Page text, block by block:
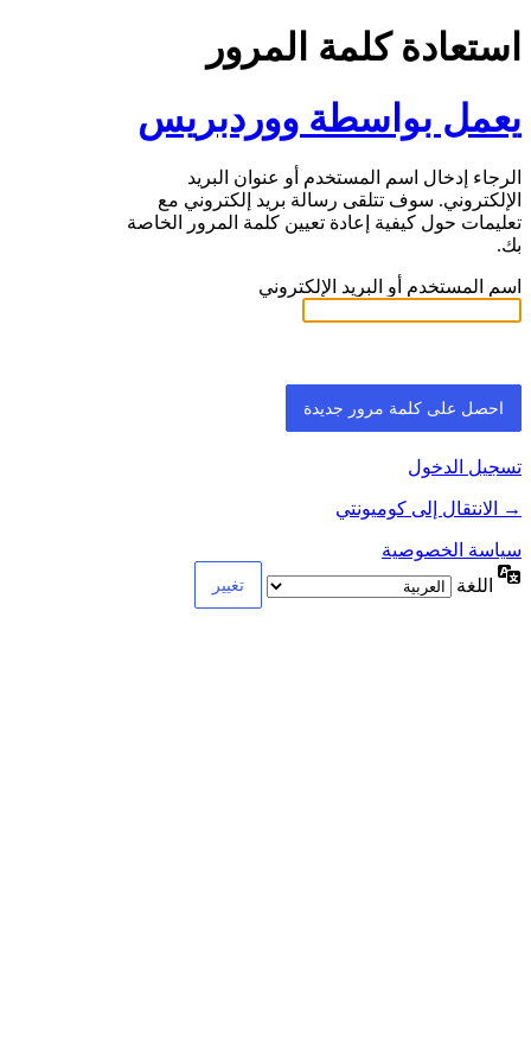
استعادة كلمة المرور
يعمل بواسطة ووردبريس
الرجاء إدخال اسم المستخدم أو عنوان البريد
الإلكتروني. سوف تتلقى رسالة بريد إلكتروني مع
تعليمات حول كيفية إعادة تعيين كلمة المرور الخاصة
بك.
اسم المستخدم أو البريد الإلكتروني
تسجيل الدخول
→ الانتقال إلى كوميونتي
سياسة الخصوصية
اللغة